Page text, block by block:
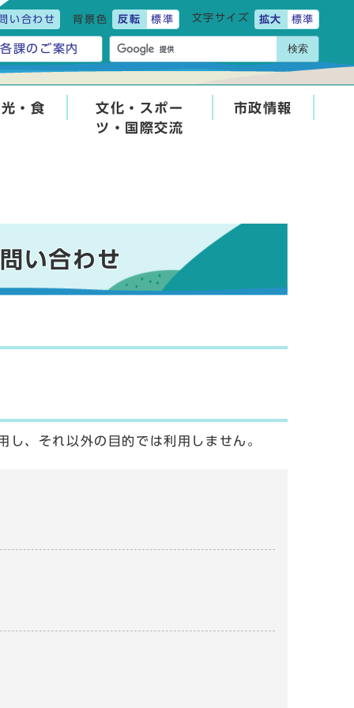
い合わせ 背景色 反転 標準 文字サイズ 拡大 標準
各課のご案内 検索
・食
文化・スポー
ツ・国際交流
市政情報
い合わせ
、それ以外の目的では利用しません。